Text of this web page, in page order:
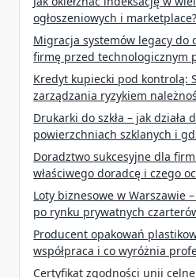
ogłoszeniowych i marketplace?
Migracja systemów legacy
firmę przed technologicznym
Kredyt kupiecki pod kontrolą:
zarządzania ryzykiem
Drukarki do szkła – jak działa
powierzchniach szklanych i
Doradztwo sukcesyjne dla
właściwego doradcę i czego
Loty biznesowe w Warszawie
po rynku prywatnych
Producent opakowań
współpraca i co wyróżnia
Certyfikat zgodności unii